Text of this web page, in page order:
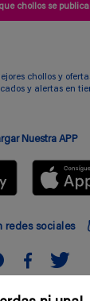
chollos se
chollos y
y alertas en
Nuestra APP
redes sociales